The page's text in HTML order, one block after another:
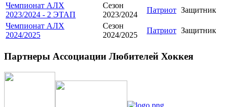
Чемпионат АЛХ
2023/2024 - 2 ЭТАП
Сезон
2023/2024
Патриот Защитник
Чемпионат АЛХ
2024/2025
Сезон
2024/2025
Патриот Защитник
Партнеры Ассоциации Любителей Хоккея